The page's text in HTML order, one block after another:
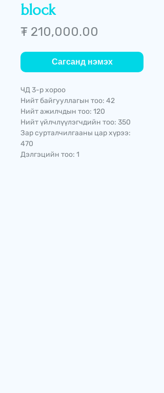
block
₮ 210,000.00
Сагсанд нэмэх
ЧД 3-р хороо
Нийт байгууллагын тоо: 42
Нийт ажилчдын тоо: 120
Нийт үйлчлүүлэгчдийн тоо: 350
Зар сурталчилгааны цар хүрээ:
470
Дэлгэцийн тоо: 1